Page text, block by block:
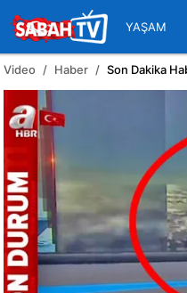
YAŞAM
Video Haber